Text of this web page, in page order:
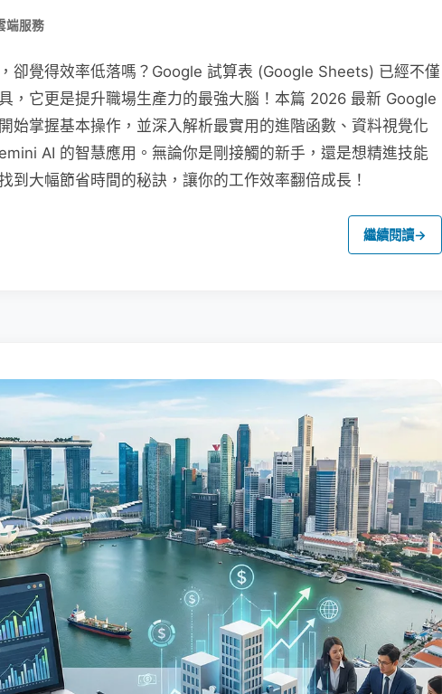
端服務
卻覺得效率低落嗎？Google 試算表 (Google Sheets) 已經不僅
，它更是提升職場生產力的最強大腦！本篇 2026 最新 Google
始掌握基本操作，並深入解析最實用的進階函數、資料視覺化
AI 的智慧應用。無論你是剛接觸的新手，還是想精進技能
到大幅節省時間的秘訣，讓你的工作效率翻倍成長！
繼續閱讀→